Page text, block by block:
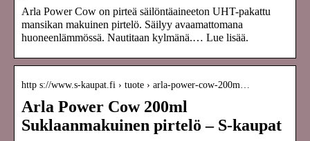
Arla Power Cow on pirteä säilöntäaineeton UHT-pakattu
mansikan makuinen pirtelö. Säilyy avaamattomana
huoneenlämmössä. Nautitaan kylmänä.… Lue lisää.
http s://www.s-kaupat.fi › tuote › arla-power-cow-200m…
Arla Power Cow 200ml
Suklaanmakuinen pirtelö – S-kaupat